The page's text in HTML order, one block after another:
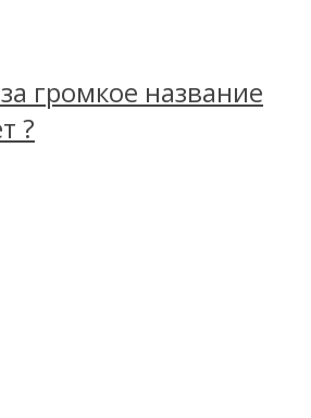
громкое название
?